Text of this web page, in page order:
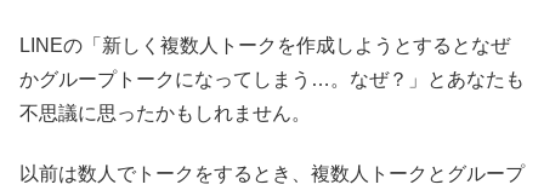
LINEの「新しく複数人トークを作成しようとするとなぜ
かグループトークになってしまう…。なぜ？」とあなたも
不思議に思ったかもしれません。
以前は数人でトークをするとき、複数人トークとグループ